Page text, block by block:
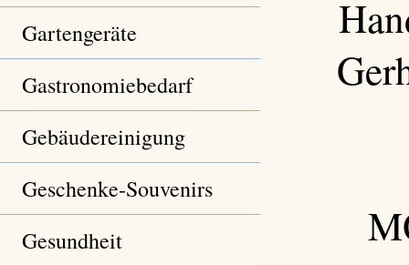
Gartengeräte
Gastronomiebedarf
Gebäudereinigung
Geschenke-Souvenirs
Gesundheit